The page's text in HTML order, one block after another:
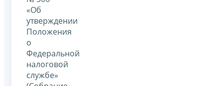
«Об
утверждении
Положения
о
Федеральной
налоговой
службе»